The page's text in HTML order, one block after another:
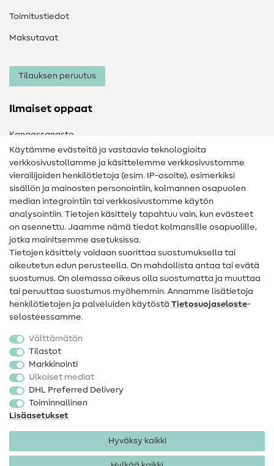
Toimitustiedot
Maksutavat
Tilauksen peruutus
Ilmaiset oppaat
Kangassanasto
Ompelusanasto
Ompeluohjeet
Apua ja yhteystiedot
Yhteystiedot
Tietoa omistajanvaihdoksesta
Peruutusoikeus
Suosittu
Kankaat
Ompelutarvikkeet
Ale
Käytämme evästeitä ja vastaavia teknologioita
verkkosivustollamme ja käsittelemme verkkosivustomme
vierailijoiden henkilötietoja (esim. IP-osoite), esimerkiksi
sisällön ja mainosten personointiin, kolmannen osapuolen
median integrointiin tai verkkosivustomme käytön
analysointiin. Tietojen käsittely tapahtuu vain, kun evästeet
on asennettu. Jaamme nämä tiedot kolmansille osapuolille,
jotka mainitsemme asetuksissa.
Tietojen käsittely voidaan suorittaa suostumuksella tai
oikeutetun edun perusteella. On mahdollista antaa tai evätä
suostumus. On olemassa oikeus olla suostumatta ja muuttaa
tai peruuttaa suostumus myöhemmin. Annamme lisätietoja
henkilötietojen ja palveluiden käytöstä Tietosuojaseloste-
selosteessamme.
Välttämätön
Tilastot
Markkinointi
Ulkoiset mediat
DHL Preferred Delivery
Toiminnallinen
Lisäasetukset
Hyväksy kaikki